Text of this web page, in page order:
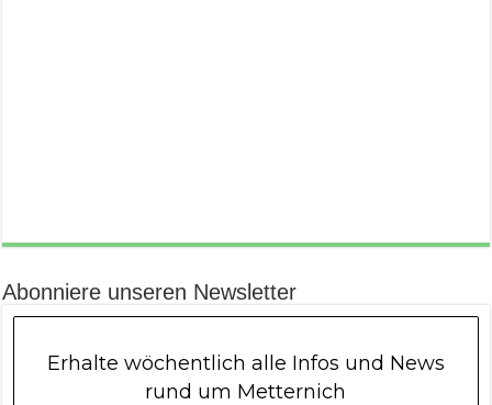
Abonniere unseren Newsletter
Erhalte wöchentlich alle Infos und News
rund um Metternich